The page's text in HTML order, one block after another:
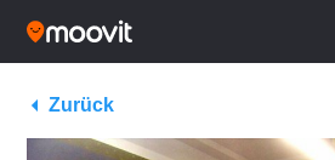
Zurück